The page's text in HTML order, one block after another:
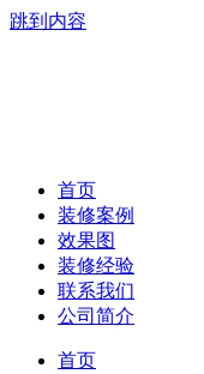
跳到内容
首页
装修案例
效果图
装修经验
联系我们
公司简介
首页